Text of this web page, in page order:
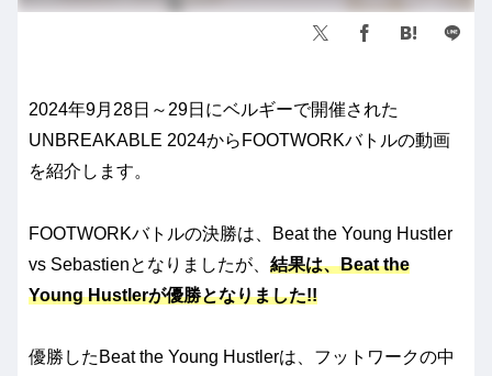
2024年9月28日～29日にベルギーで開催された
UNBREAKABLE 2024からFOOTWORKバトルの動画
を紹介します。
FOOTWORKバトルの決勝は、Beat the Young Hustler
vs Sebastienとなりましたが、 結果は、Beat the
Young Hustlerが優勝となりました!!
優勝したBeat the Young Hustlerは、フットワークの中